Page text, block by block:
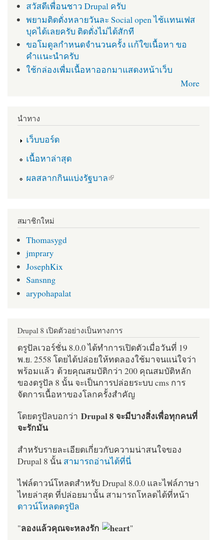
สวัสดีเพื่อนชาว Drupal ครับ
พยามติดตั่งหลายวันละ Social open ไช้เเทนเฟส
บุคได้เลยครับ ติดตั่งไม่ได้สักที
ขอโมดูลกำหนดจำนวนครั้ง เเก้ใขเนื้อหา ขอ
คำเเนะนำครับ
ใช้กล่องเพื่มเนื้อหาออกมาแสดงหน้าเว็บ
More
นำทาง
เว็บบอร์ด
เนื้อหาล่าสุด
ผลสลากกินแบ่งรัฐบาล
(link is external)
สมาชิกใหม่
Thomasygd
jmprary
JosephKix
Sansnng
arypohapalat
Drupal 8 เปิดตัวอย่างเป็นทางการ
ดรูปัลเวอร์ชั่น 8.0.0 ได้ทำการเปิดตัวเมื่อวันที่ 19
พ.ย. 2558 โดยได้ปล่อยให้ทดลองใช้มาจนแน่ใจว่า
พร้อมแล้ว ด้วยคุณสมบัติกว่า 200 คุณสมบัติหลัก
ของดรูปัล 8 นั้น จะเป็นการปล่อยระบบ cms การ
จัดการเนื้อหาของโลกครั้งสำคัญ
โดยดรูปัลบอกว่า Drupal 8 จะมีบางสิ่งเพื่อทุกคนที่
จะรักมัน
สำหรับรายละเอียดเกี่ยวกับความน่าสนใจของ
Drupal 8 นั้น สามารถอ่านได้ที่นี่
ไฟล์ดาวน์โหลดสำหรับ Drupal 8.0.0 และไฟล์ภาษา
ไทยล่าสุด ที่ปล่อยมานั้น สามารถโหลดได้ที่หน้า
ดาวน์โหลดดรูปัล
"ลองแล้วคุณจะหลงรัก "